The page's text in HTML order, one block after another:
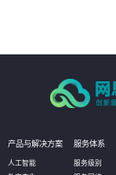
产品与解决方案
人工智能
服务体系
服务级别